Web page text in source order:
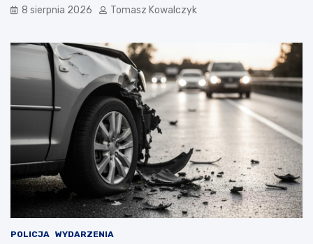
8 sierpnia 2026 Tomasz Kowalczyk
POLICJA WYDARZENIA